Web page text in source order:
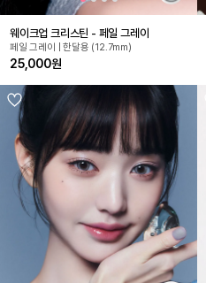
웨이크업 크리스틴 - 페일 그레이
페일 그레이 | 한달용 (12.7mm)
25,000원